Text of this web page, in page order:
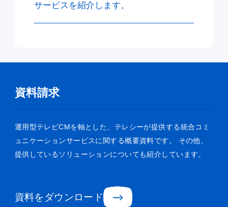
サービスを紹介します。
資料請求
運用型テレビCMを軸とした、テレシーが提供する統合コミ
ュニケーションサービスに関する概要資料です。
その他、
提供しているソリューションについても紹介しています。
資料をダウンロード